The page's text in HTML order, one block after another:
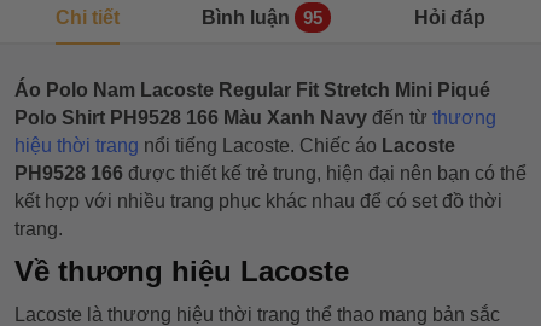
Chi tiết Bình luận 95 Hỏi đáp
Áo Polo Nam Lacoste Regular Fit Stretch Mini Piqué
Polo Shirt PH9528 166 Màu Xanh Navy đến từ thương
hiệu thời trang nổi tiếng Lacoste. Chiếc áo Lacoste
PH9528 166 được thiết kế trẻ trung, hiện đại nên bạn có thể
kết hợp với nhiều trang phục khác nhau để có set đồ thời
trang.
Về thương hiệu Lacoste
Lacoste là thương hiệu thời trang thể thao mang bản sắc